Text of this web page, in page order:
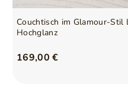
Couchtisch im Glamour-Stil
Hochglanz
169,00 €